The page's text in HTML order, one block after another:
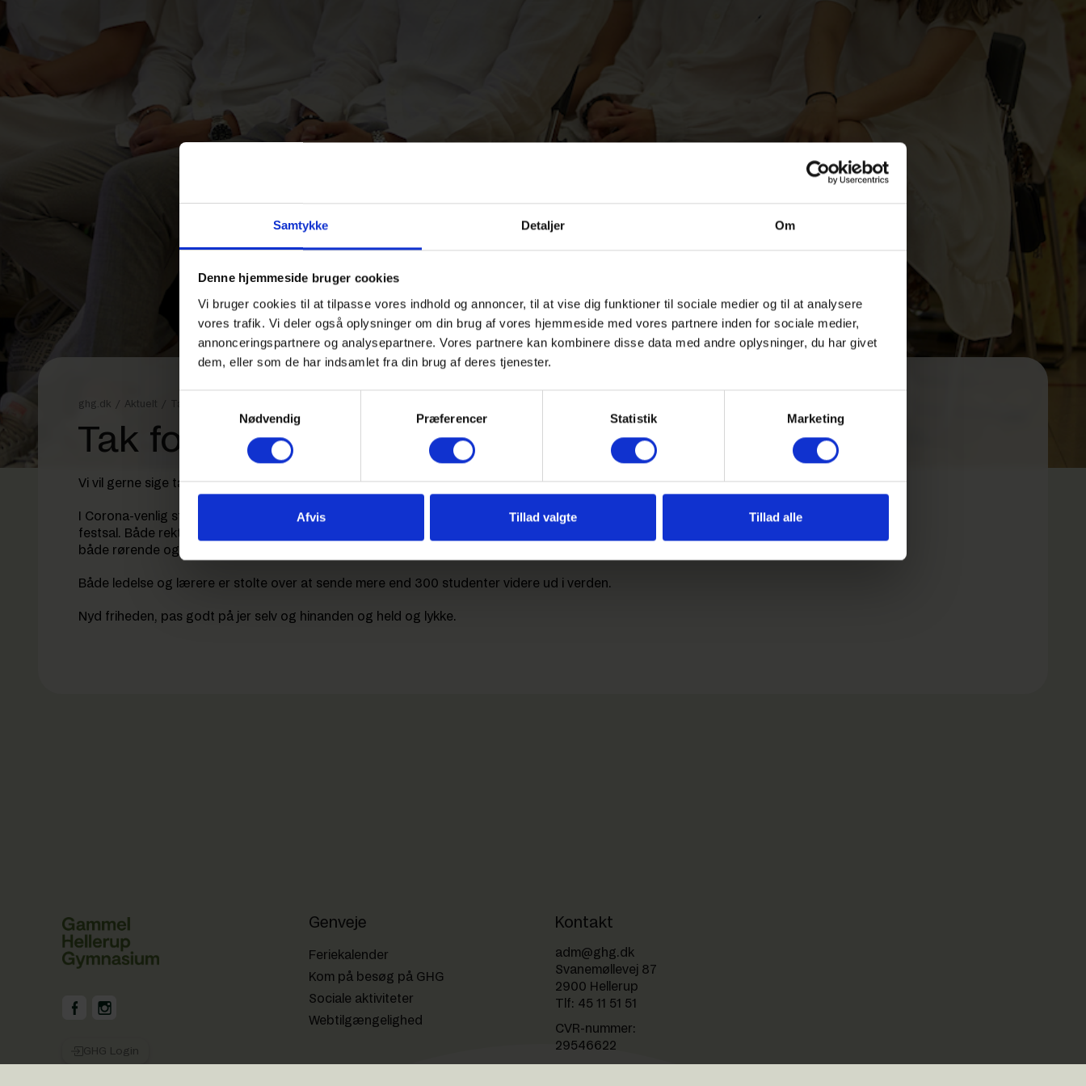
Samtykke Detaljer Om
Denne hjemmeside bruger cookies
Vi bruger cookies til at tilpasse vores indhold og annoncer, til at vise dig funktioner til sociale medier og til at analysere
vores trafik. Vi deler også oplysninger om din brug af vores hjemmeside med vores partnere inden for sociale medier,
annonceringspartnere og analysepartnere. Vores partnere kan kombinere disse data med andre oplysninger, du har givet
dem, eller som de har indsamlet fra din brug af deres tjenester.
Nødvendig
Præferencer Statistik Marketing
Afvis Tillad valgte Tillad alle
ghg.dk / Aktuelt
Tak for en god translokation
Vi vil gerne sige tak til alle, der deltog i translokation for vores studenter fredag den 25. juni.
I Corona-venlig stil blev der afholdt seks translokationer med to klasser pr. fejring i både skolens hal og
festsal. Både rektor Bjarne Edelskov, og vicerektor Janni la Cour stod for translokationerne, der var
både rørende og festlige.
Både ledelse og lærere er stolte over at sende mere end 300 studenter videre ud i verden.
Nyd friheden, pas godt på jer selv og hinanden og held og lykke.
GHG på Facebook
GHG på Instagram
GHG Login
Genveje
Feriekalender
Kom på besøg på GHG
Sociale aktiviteter
Webtilgængelighed
Kontakt
adm@ghg.dk
Svanemøllevej 87
2900 Hellerup
Tlf: 45 11 51 51
CVR-nummer:
29546622